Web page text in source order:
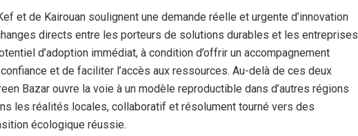
et de Kairouan soulignent une demande réelle et urgente d’innovation
directs entre les porteurs de solutions durables et les entreprises
d’adoption immédiat, à condition d’offrir un accompagnement
et de faciliter l’accès aux ressources. Au-delà de ces deux
Bazar ouvre la voie à un modèle reproductible dans d’autres régions
les réalités locales, collaboratif et résolument tourné vers des
écologique réussie.